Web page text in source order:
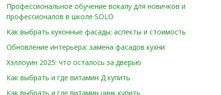
Профессиональное обучение вокалу для новичков и
профессионалов в школе SOLO
Как выбрать кухонные фасады: аспекты и стоимость
Обновление интерьера: замена фасадов кухни
Хэллоуин 2025: что осталось за дверью
Как выбрать и где витамин Д купить
Как выбрать и где витамин цинк купить